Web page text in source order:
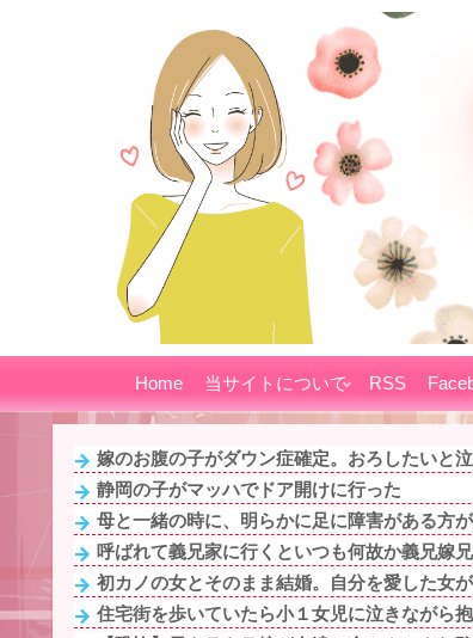
Home 当サイトについて RSS
嫁のお腹の子がダウン症確定。おろしたいと
静岡の子がマッハでドア開けに行った
母と一緒の時に、明らかに足に障害がある方
呼ばれて義兄家に行くといつも何故か義兄嫁
初カノの女とそのまま結婚。自分を愛した女
住宅街を歩いていたら小１女児に泣きながら